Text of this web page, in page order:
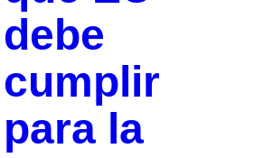
debe
cumplir
para la